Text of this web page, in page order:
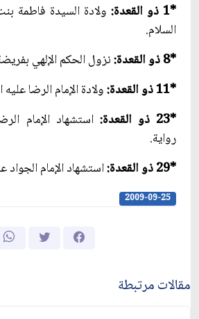
*1 ذو القعدة:
ولادة السيدة فاطمة
السلام.
*8 ذو القعدة:
نزول الحكم الإلهي
*11 ذو القعدة:
ولادة الإمام الرضا عليه
*23 ذو القعدة:
استشهاد الإمام
رواية.
*29 ذو القعدة: استشهاد الإمام الجواد
2009-09-25
مقالات مرتبطة